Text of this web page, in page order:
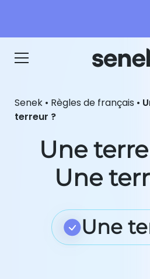
Senek • Règles de français •
terreur ?
Une
Une
Une